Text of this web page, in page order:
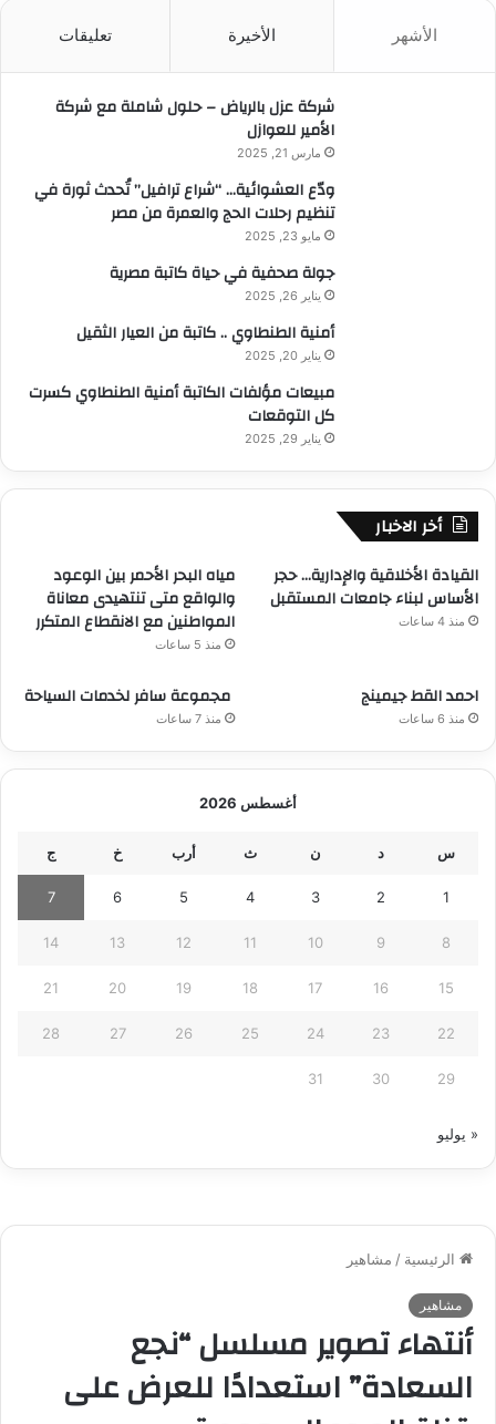
الأشهر الأخيرة تعليقات
شركة عزل بالرياض – حلول شاملة مع شركة
الأمير للعوازل
مارس 21, 2025
ودّع العشوائية… “شراع ترافيل” تُحدث ثورة في
تنظيم رحلات الحج والعمرة من مصر
مايو 23, 2025
جولة صحفية في حياة كاتبة مصرية
يناير 26, 2025
أمنية الطنطاوي .. كاتبة من العيار الثقيل
يناير 20, 2025
مبيعات مؤلفات الكاتبة أمنية الطنطاوي كسرت
كل التوقعات
يناير 29, 2025
أخر الاخبار
القيادة الأخلاقية والإدارية… حجر
الأساس لبناء جامعات المستقبل
منذ 4 ساعات
مياه البحر الأحمر بين الوعود
والواقع متى تنتهيدى معاناة
المواطنين مع الانقطاع المتكرر
منذ 5 ساعات
احمد القط جيمينج
منذ 6 ساعات
مجموعة سافر لخدمات السياحة
منذ 7 ساعات
أغسطس 2026
س د ن ث أرب خ ج
1
2
3
4
5
6
7
8
9
10
11
12
13
14
15
16
17
18
19
20
21
22
23
24
25
26
27
28
29
30
31
« يوليو